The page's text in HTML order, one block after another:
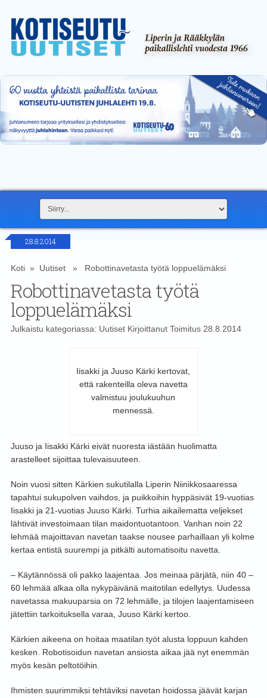
28.8.2014
Koti» Uutiset» Robottinavetasta työtä loppuelämäksi
Robottinavetasta työtä
loppuelämäksi
Julkaistu kategoriassa: UutisetKirjoittanut Toimitus28.8.2014
Iisakki ja Juuso Kärki kertovat,
että rakenteilla oleva navetta
valmistuu joulukuuhun
mennessä.
Juuso ja Iisakki Kärki eivät nuoresta iästään huolimatta
arastelleet sijoittaa tulevaisuuteen.
Noin vuosi sitten Kärkien sukutilalla Liperin Niinikkosaaressa
tapahtui sukupolven vaihdos, ja puikkoihin hyppäsivät 19-vuotias
Iisakki ja 21-vuotias Juuso Kärki. Turhia aikailematta veljekset
lähtivät investoimaan tilan maidontuotantoon. Vanhan noin 22
lehmää majoittavan navetan taakse nousee parhaillaan yli kolme
kertaa entistä suurempi ja pitkälti automatisoitu navetta.
– Käytännössä oli pakko laajentaa. Jos meinaa pärjätä, niin 40 –
60 lehmää alkaa olla nykypäivänä maitotilan edellytys. Uudessa
navetassa makuuparsia on 72 lehmälle, ja tilojen laajentamiseen
jätettiin tarkoituksella varaa, Juuso Kärki kertoo.
Kärkien aikeena on hoitaa maatilan työt alusta loppuun kahden
kesken. Robotisoidun navetan ansiosta aikaa jää nyt enemmän
myös kesän peltotöihin.
Ihmisten suurimmiksi tehtäviksi navetan hoidossa jäävät karjan